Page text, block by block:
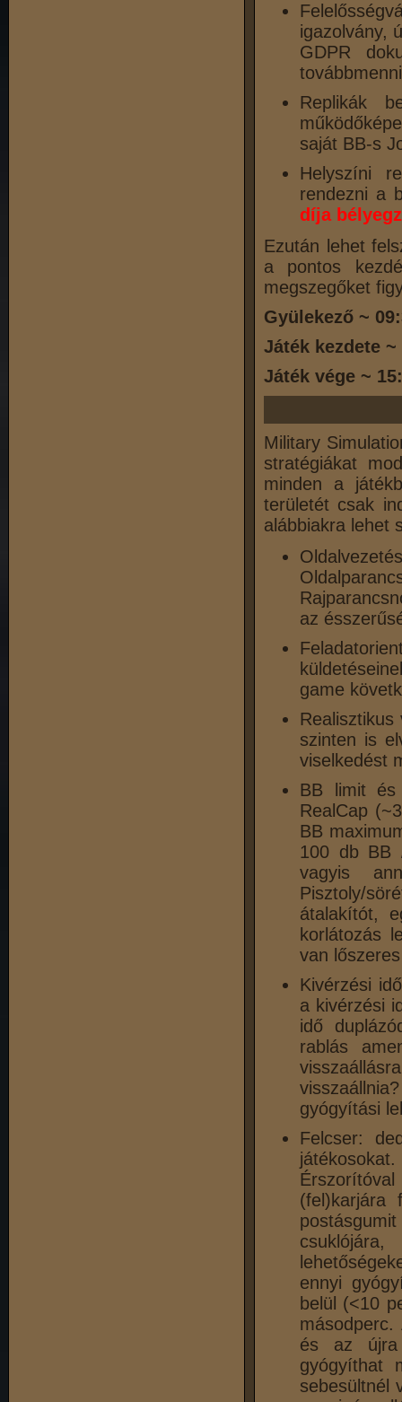
igazolvány,
GDPR
Replikák
saját BB-s
Helyszíni
rendezni a
díja
Ezután lehet
a pontos
megszegőket
Gyülekező ~
Játék kezdete ~
Játék vége ~
Military
stratégiákat
minden a
területét csak
alábbiakra lehet
az
game
Realisztikus
szinten is
viselkedést
BB limit
RealCap
BB
100 db BB
vagyis
Pisztoly/
átalakítót,
korlátozás
van
Kivérzési
a kivérzési
idő
rablás
gyógyítási
Felcser:
(fel)karjára
ennyi
belül (<10
és az újra
gyógyíthat
sebesültnél